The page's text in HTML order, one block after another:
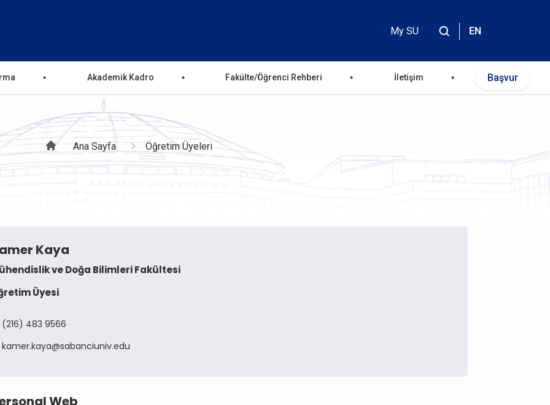
Header
Top
My SU EN
Akademik Kadro Fakülte/Öğrenci Rehberi İletişim Başvur
Sayfa
Ana Sayfa Öğretim Üyeleri
Kaya
ve Doğa Bilimleri Fakültesi
Üyesi
(216) 483 9566
kamerkaya sabanciunivedu
Web